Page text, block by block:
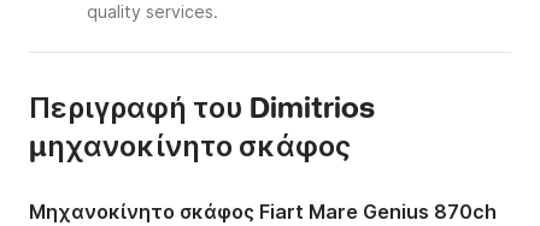
quality services.
Περιγραφή του Dimitrios
μηχανοκίνητο σκάφος
Μηχανοκίνητο σκάφος Fiart Mare Genius 870ch